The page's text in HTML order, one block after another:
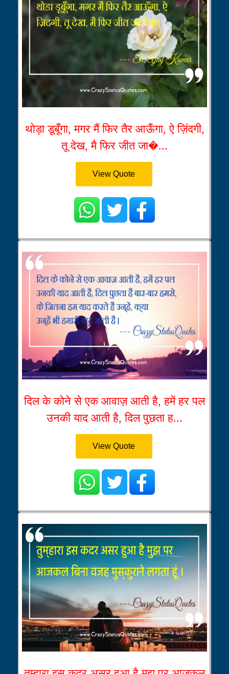
थोड़ा डूबूँगा, मगर मैं फिर तैर आऊँगा, ऐ ज़िंदगी,
तू देख, मै फिर जीत जा�...
View Quote
दिल के कोने से एक आवाज़ आती है, हमें हर पल
उनकी याद आती है, दिल पुछता ह...
View Quote